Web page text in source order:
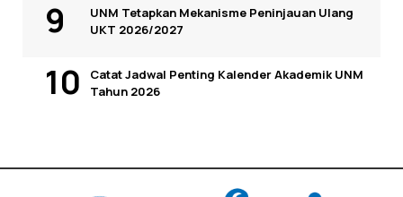
UNM Tetapkan Mekanisme Peninjauan Ulang
UKT 2026/2027
Catat Jadwal Penting Kalender Akademik UNM
Tahun 2026